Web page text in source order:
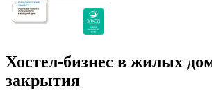
Хостел-бизнес в жилых
закрытия